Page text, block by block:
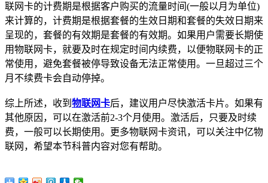
联网卡的计费期是根据客户购买的流量时间(一般以月为单位)
来计算的，计费期是根据套餐的生效日期和套餐的失效日期来
呈现的，套餐的有效期是套餐的有效期。如果用户需要长期使
用物联网卡，就要及时在规定时间内续费，以便物联网卡的正
常使用，避免套餐被停导致设备无法正常使用。一旦超过三个
月不续费卡会自动停掉。
综上所述，收到 物联网卡后，建议用户尽快激活卡片。如果有
其他原因，可以在激活前2-3个月使用。激活后，只要及时续
费，一般可以长期使用。更多物联网卡资讯，可以关注中亿物
联网，希望本节科普内容对您有帮助。